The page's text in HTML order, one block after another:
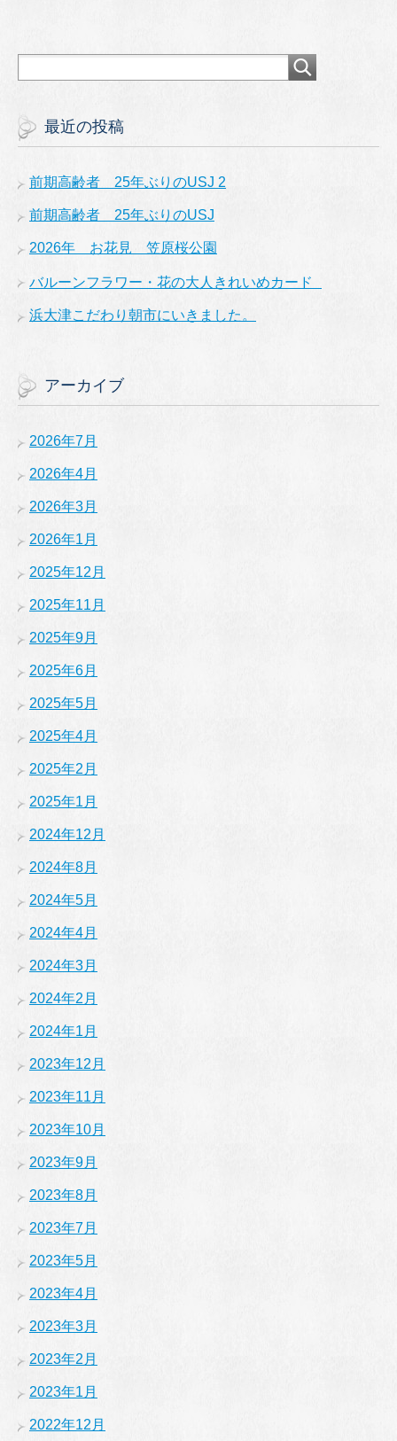
最近の投稿
前期高齢者 25年ぶりのUSJ 2
前期高齢者 25年ぶりのUSJ
2026年 お花見 笠原桜公園
バルーンフラワー・花の大人きれいめカード
浜大津こだわり朝市にいきました。
アーカイブ
2026年7月
2026年4月
2026年3月
2026年1月
2025年12月
2025年11月
2025年9月
2025年6月
2025年5月
2025年4月
2025年2月
2025年1月
2024年12月
2024年8月
2024年5月
2024年4月
2024年3月
2024年2月
2024年1月
2023年12月
2023年11月
2023年10月
2023年9月
2023年8月
2023年7月
2023年5月
2023年4月
2023年3月
2023年2月
2023年1月
2022年12月